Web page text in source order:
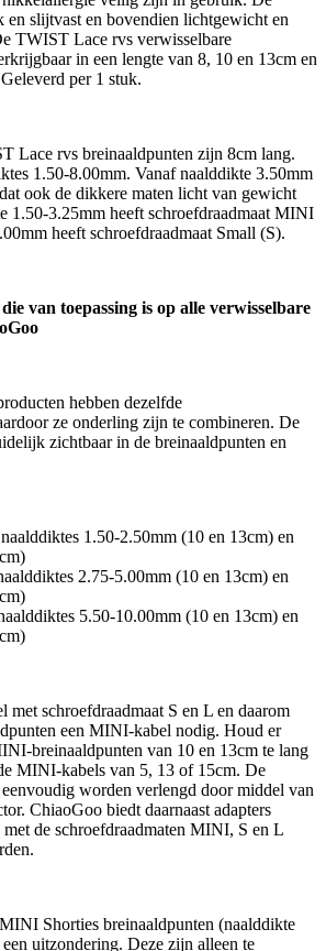
en slijtvast en bovendien lichtgewicht en
TWIST Lace rvs verwisselbare
in een lengte van 8, 10 en 13cm en
per 1 stuk.
Lace rvs breinaaldpunten zijn 8cm lang.
1.50-8.00mm. Vanaf naalddikte 3.50mm
ook de dikkere maten licht van gewicht
1.50-3.25mm heeft schroefdraadmaat MINI
heeft schroefdraadmaat Small (S).
van toepassing is op alle verwisselbare
hebben dezelfde
ze onderling zijn te combineren. De
zichtbaar in de breinaaldpunten en
1.50-2.50mm (10 en 13cm) en
2.75-5.00mm (10 en 13cm) en
5.50-10.00mm (10 en 13cm) en
schroefdraadmaat S en L en daarom
een MINI-kabel nodig. Houd er
breinaaldpunten van 10 en 13cm te lang
MINI-kabels van 5, 13 of 15cm. De
worden verlengd door middel van
ChiaoGoo biedt daarnaast adapters
de schroefdraadmaten MINI, S en L
Shorties breinaaldpunten (naalddikte
uitzondering. Deze zijn alleen te